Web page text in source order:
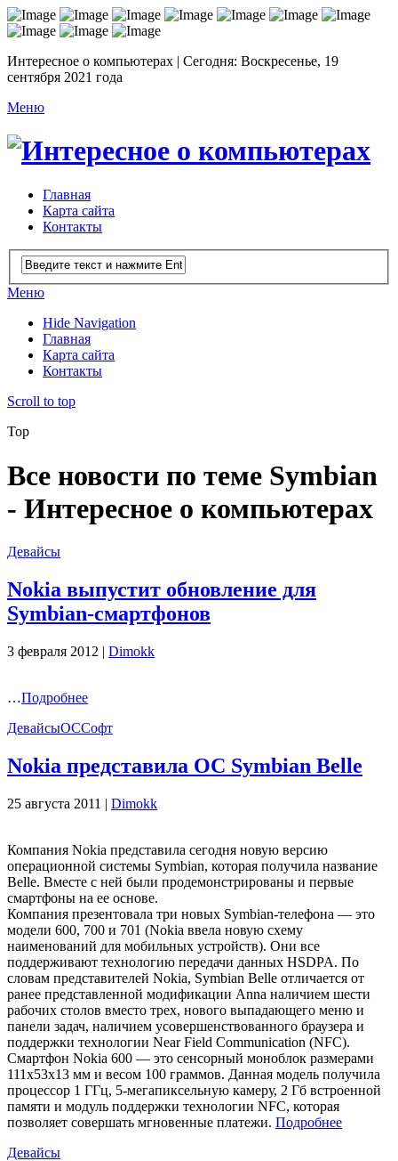
Интересное о компьютерах | Сегодня: Воскресенье, 19
сентября 2021 года
Меню
Главная
Карта сайта
Контакты
Меню
Hide Navigation
Главная
Карта сайта
Контакты
Scroll to top
Top
Все новости по теме Symbian
- Интересное о компьютерах
Девайсы
Nokia выпустит обновление для
Symbian-смартфонов
3 февраля 2012 | Dimokk
…Подробнее
ДевайсыОССофт
Nokia представила ОС Symbian Belle
25 августа 2011 | Dimokk
Компания Nokia представила сегодня новую версию
операционной системы Symbian, которая получила название
Belle. Вместе с ней были продемонстрированы и первые
смартфоны на ее основе.
Компания презентовала три новых Symbian-телефона — это
модели 600, 700 и 701 (Nokia ввела новую схему
наименований для мобильных устройств). Они все
поддерживают технологию передачи данных HSDPA. По
словам представителей Nokia, Symbian Belle отличается от
ранее представленной модификации Anna наличием шести
рабочих столов вместо трех, нового выпадающего меню и
панели задач, наличием усовершенствованного браузера и
поддержки технологии Near Field Communication (NFC).
Смартфон Nokia 600 — это сенсорный моноблок размерами
111х53х13 мм и весом 100 граммов. Данная модель получила
процессор 1 ГГц, 5-мегапиксельную камеру, 2 Гб встроенной
памяти и модуль поддержки технологии NFC, которая
позволяет совершать мгновенные платежи. Подробнее
Девайсы